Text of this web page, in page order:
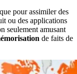
pour assimiler des
ou des applications
seulement amusant
de faits de